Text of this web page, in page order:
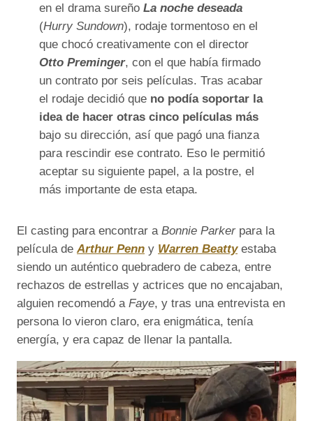
en el drama sureño La noche deseada
(Hurry Sundown), rodaje tormentoso en el
que chocó creativamente con el director
Otto Preminger, con el que había firmado
un contrato por seis películas. Tras acabar
el rodaje decidió que no podía soportar la
idea de hacer otras cinco películas más
bajo su dirección, así que pagó una fianza
para rescindir ese contrato. Eso le permitió
aceptar su siguiente papel, a la postre, el
más importante de esta etapa.
El casting para encontrar a Bonnie Parker para la
película deArthur Penn y Warren Beattyestaba
siendo un auténtico quebradero de cabeza, entre
rechazos de estrellas y actrices que no encajaban,
alguien recomendó a Faye, y tras una entrevista en
persona lo vieron claro, era enigmática, tenía
energía, y era capaz de llenar la pantalla.